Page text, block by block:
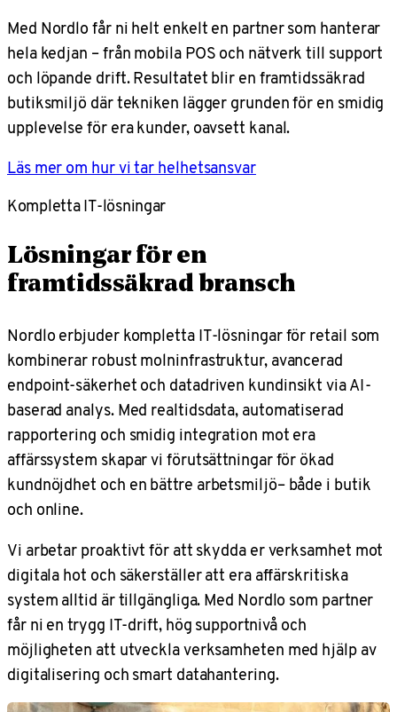
Med Nordlo får ni helt enkelt en partner som hanterar
hela kedjan – från mobila POS och nätverk till support
och löpande drift. Resultatet blir en framtidssäkrad
butiksmiljö där tekniken lägger grunden för en smidig
upplevelse för era kunder, oavsett kanal.
Läs mer om hur vi tar helhetsansvar
Kompletta IT-lösningar
Lösningar för en
framtidssäkrad bransch
Nordlo erbjuder kompletta IT-lösningar för retail som
kombinerar robust molninfrastruktur, avancerad
endpoint-säkerhet och datadriven kundinsikt via AI-
baserad analys. Med realtidsdata, automatiserad
rapportering och smidig integration mot era
affärssystem skapar vi förutsättningar för ökad
kundnöjdhet och en bättre arbetsmiljö– både i butik
och online.
Vi arbetar proaktivt för att skydda er verksamhet mot
digitala hot och säkerställer att era affärskritiska
system alltid är tillgängliga. Med Nordlo som partner
får ni en trygg IT-drift, hög supportnivå och
möjligheten att utveckla verksamheten med hjälp av
digitalisering och smart datahantering.